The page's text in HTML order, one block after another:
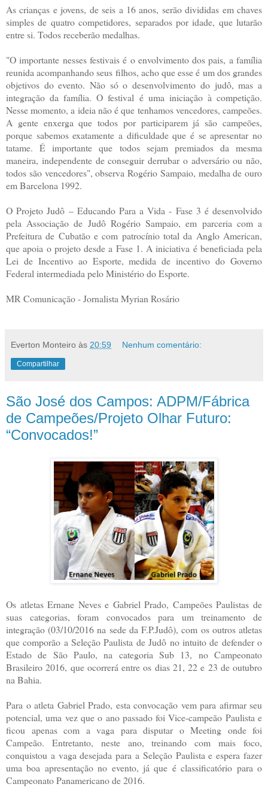
As crianças e jovens, de seis a 16 anos, serão divididas em chaves
simples de quatro competidores, separados por idade, que lutarão
entre si. Todos receberão medalhas.
"O importante nesses festivais é o envolvimento dos pais, a família
reunida acompanhando seus filhos, acho que esse é um dos grandes
objetivos do evento. Não só o desenvolvimento do judô, mas a
integração da família. O festival é uma iniciação à competição.
Nesse momento, a ideia não é que tenhamos vencedores, campeões.
A gente enxerga que todos por participarem já são campeões,
porque sabemos exatamente a dificuldade que é se apresentar no
tatame. É importante que todos sejam premiados da mesma
maneira, independente de conseguir derrubar o adversário ou não,
todos são vencedores", observa Rogério Sampaio, medalha de ouro
em Barcelona 1992.
O Projeto Judô – Educando Para a Vida - Fase 3 é desenvolvido
pela Associação de Judô Rogério Sampaio, em parceria com a
Prefeitura de Cubatão e com patrocínio total da Anglo American,
que apoia o projeto desde a Fase 1. A iniciativa é beneficiada pela
Lei de Incentivo ao Esporte, medida de incentivo do Governo
Federal intermediada pelo Ministério do Esporte.
MR Comunicação - Jornalista Myrian Rosário
Everton Monteiro às 20:59 Nenhum comentário:
Compartilhar
São José dos Campos: ADPM/Fábrica
de Campeões/Projeto Olhar Futuro:
“Convocados!”
Os atletas Ernane Neves e Gabriel Prado, Campeões Paulistas de
suas categorias, foram convocados para um treinamento de
integração (03/10/2016 na sede da F.P.Judô), com os outros atletas
que comporão a Seleção Paulista de Judô no intuito de defender o
Estado de São Paulo, na categoria Sub 13, no Campeonato
Brasileiro 2016, que ocorrerá entre os dias 21, 22 e 23 de outubro
na Bahia.
Para o atleta Gabriel Prado, esta convocação vem para afirmar seu
potencial, uma vez que o ano passado foi Vice-campeão Paulista e
ficou apenas com a vaga para disputar o Meeting onde foi
Campeão. Entretanto, neste ano, treinando com mais foco,
conquistou a vaga desejada para a Seleção Paulista e espera fazer
uma boa apresentação no evento, já que é classificatório para o
Campeonato Panamericano de 2016.